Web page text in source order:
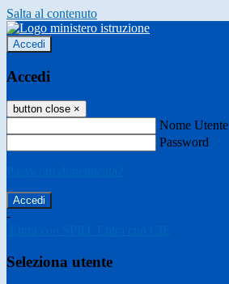
Salta al contenuto
Accedi
Accedi
button close ×
Nome Utente
Password
-
Seleziona utente